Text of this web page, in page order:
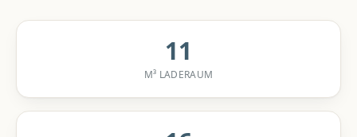
11
M³ LADERAUM